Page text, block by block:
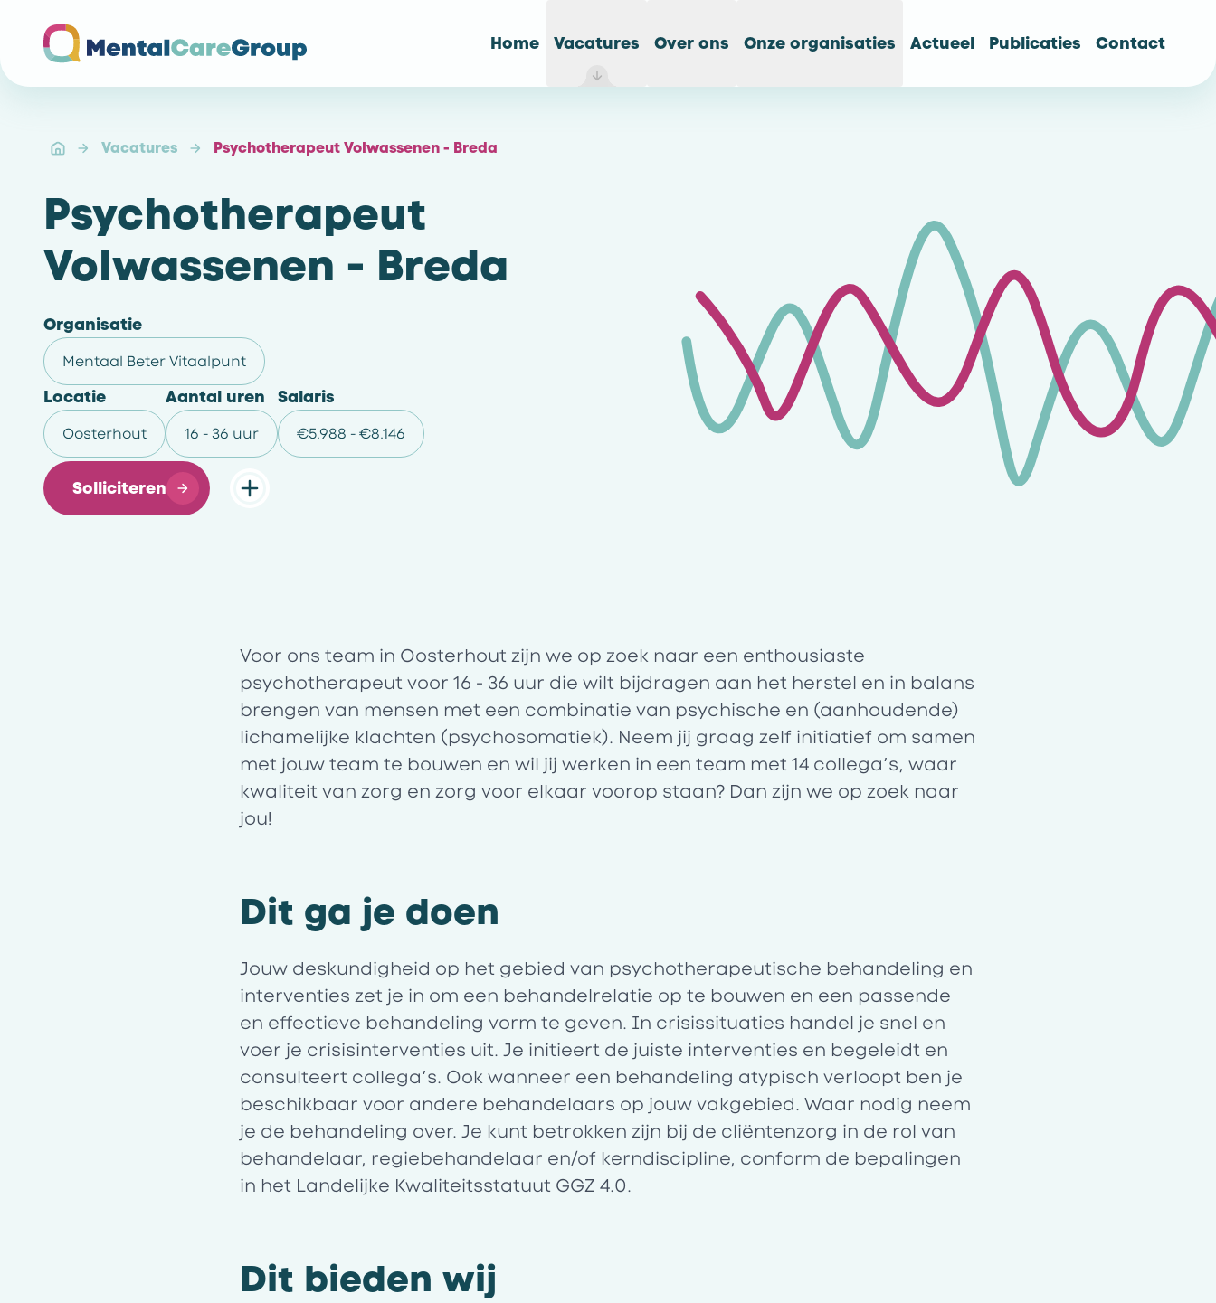
Home Vacatures Over ons Onze organisaties Actueel Publicaties Contact
Vacatures Psychotherapeut Volwassenen - Breda
Psychotherapeut
Volwassenen - Breda
Organisatie
Mentaal Beter Vitaalpunt
Locatie
Oosterhout
Aantal uren
16 - 36 uur
Salaris
€5.988 - €8.146
Solliciteren
Voor ons team in Oosterhout zijn we op zoek naar een enthousiaste
psychotherapeut voor16 - 36 uur die wilt bijdragen aan het herstel en in balans
brengen van mensen met een combinatie van psychische en (aanhoudende)
lichamelijke klachten (psychosomatiek). Neem jij graag zelf initiatief om samen
met jouw team te bouwen en wil jij werken in een team met 14 collega’s, waar
kwaliteit van zorg en zorg voor elkaar voorop staan? Dan zijn we op zoek naar
jou!
Dit ga je doen
Jouw deskundigheid op het gebied van psychotherapeutische behandeling en
interventies zet je in om een behandelrelatie op te bouwen en een passende
en effectieve behandeling vorm te geven. In crisissituaties handel je snel en
voer je crisisinterventies uit. Je initieert de juiste interventies en begeleidt en
consulteert collega’s. Ook wanneer een behandeling atypisch verloopt ben je
beschikbaar voor andere behandelaars op jouw vakgebied. Waar nodig neem
je de behandeling over. Je kunt betrokken zijn bij de cliëntenzorg in de rol van
behandelaar, regiebehandelaar en/of kerndiscipline, conform de bepalingen
in het Landelijke Kwaliteitsstatuut GGZ 4.0.
Dit bieden wij